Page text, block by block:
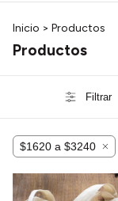
Inicio > Productos
Productos
Filtrar
$1620 a $3240